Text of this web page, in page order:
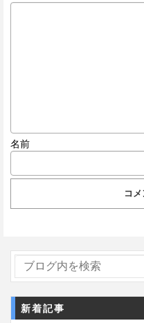
名前
新着記事